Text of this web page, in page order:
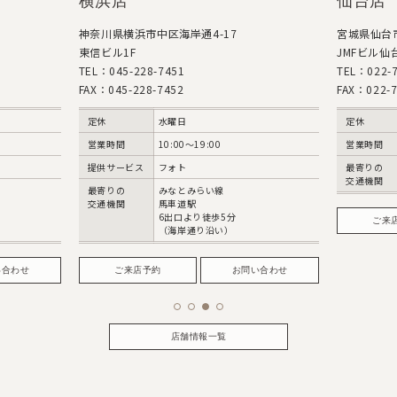
わせ
神奈川県横浜市中区海岸通4-17
東信ビル1F
TEL：045-228-7451
FAX：045-228-7452
定休
水曜日
営業時間
10:00〜19:00
提供サービス
フォト
最寄りの
交通機関
みなとみらい線
馬車道駅
6出口より徒歩5分
（海岸通り沿い）
ご来店予約 お問い合わせ
宮城県仙
JMFビル仙
TEL：022-
FAX：022-
定休
営業時間
最寄りの
交通機関
ご来
店舗情報一覧